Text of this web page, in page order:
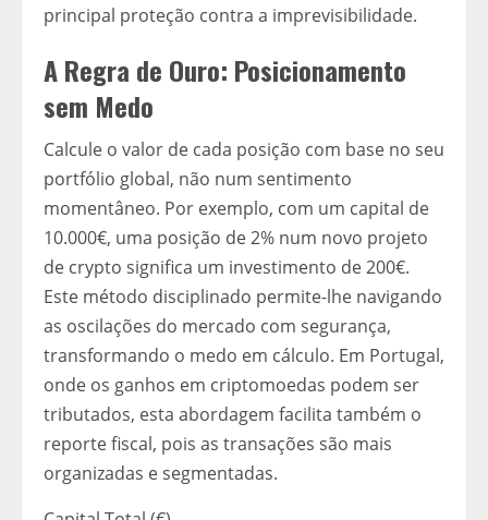
principal proteção contra a imprevisibilidade.
A Regra de Ouro: Posicionamento
sem Medo
Calcule o valor de cada posição com base no seu
portfólio global, não num sentimento
momentâneo. Por exemplo, com um capital de
10.000€, uma posição de 2% num novo projeto
de crypto significa um investimento de 200€.
Este método disciplinado permite-lhe navigando
as oscilações do mercado com segurança,
transformando o medo em cálculo. Em Portugal,
onde os ganhos em criptomoedas podem ser
tributados, esta abordagem facilita também o
reporte fiscal, pois as transações são mais
organizadas e segmentadas.